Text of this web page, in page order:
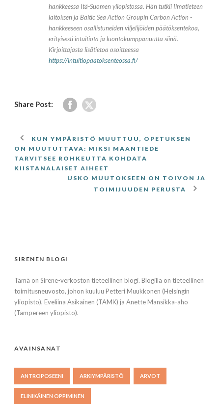
hankkeessa Itä-Suomen yliopistossa. Hän tutkii Ilmatieteen
laitoksen ja Baltic Sea Action Groupin Carbon Action -
hankkeeseen osallistuneiden viljelijöiden päätöksentekoa,
erityisesti intuitiota ja luontokumppanuutta siinä.
Kirjoittajasta lisätietoa osoitteessa
https://intuitiopaatoksenteossa.fi/
Share Post:
KUN YMPÄRISTÖ MUUTTUU, OPETUKSEN
ON MUUTUTTAVA: MIKSI MAANTIEDE
TARVITSEE ROHKEUTTA KOHDATA
KIISTANALAISET AIHEET
USKO MUUTOKSEEN ON TOIVON JA
TOIMIJUUDEN PERUSTA
SIRENEN BLOGI
Tämä on Sirene-verkoston tieteellinen blogi. Blogilla on tieteellinen
toimitusneuvosto, johon kuuluu Petteri Muukkonen (Helsingin
yliopisto), Eveliina Asikainen (TAMK) ja Anette Mansikka-aho
(Tampereen yliopisto).
AVAINSANAT
ANTROPOSEENI ARKIYMPÄRISTÖ ARVOT
ELINIKÄINEN OPPIMINEN